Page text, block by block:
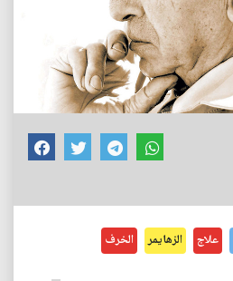
علاج الزهايمر الخرف